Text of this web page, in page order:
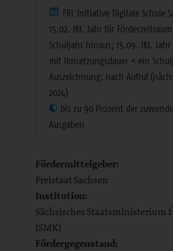
FRL Initiative Digitale Schule
15.02. lfd. Jahr für
Schuljahr hinaus; 15.09. lfd. Jahr
mit Umsetzungsdauer < ein
Auszeichnung: nach Aufruf
2024)
bis zu 90 Prozent der
Ausgaben
Fördermittelgeber:
Freistaat Sachsen
Institution:
Sächsisches Staatsministerium
(SMK)
Fördergegenstand: